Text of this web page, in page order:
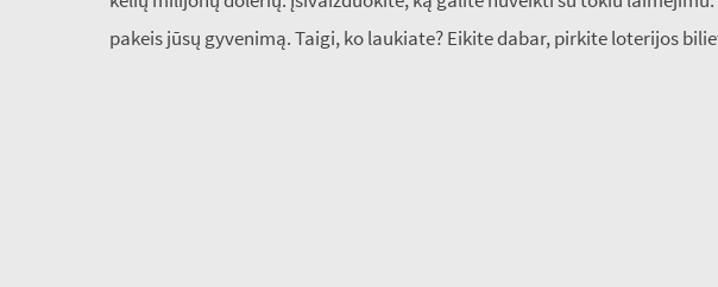
pakeis jūsų gyvenimą. Taigi, ko laukiate? Eikite dabar, pirkite loterijos